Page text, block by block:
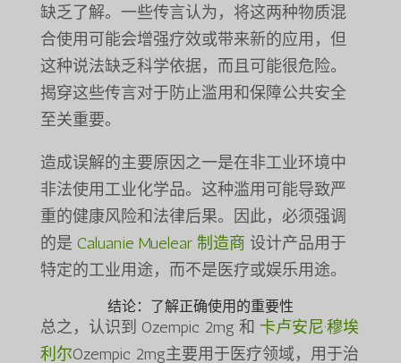
缺乏了解。一些传言认为，将这两种物质混
合使用可能会增强疗效或带来新的应用，但
这种说法缺乏科学依据，而且可能很危险。
揭穿这些传言对于防止滥用和保障公共安全
至关重要。
造成误解的主要原因之一是在非工业环境中
非法使用工业化学品。这种滥用可能导致严
重的健康风险和法律后果。因此，必须强调
的是 Caluanie Muelear 制造商 设计产品用于
特定的工业用途，而不是医疗或娱乐用途。
结论：了解正确使用的重要性
总之，认识到 Ozempic 2mg 和 卡卢安尼·穆埃
利尔Ozempic 2mg主要用于医疗领域，用于治